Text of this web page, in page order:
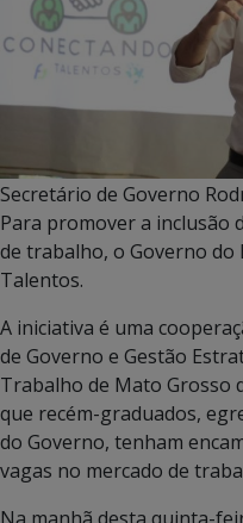
Secretário de Governo
Para promover a inclusão
de trabalho, o Governo do
Talentos.
A iniciativa é uma
de Governo e Gestão
Trabalho de Mato Grosso
que recém-graduados,
do Governo, tenham
vagas no mercado de